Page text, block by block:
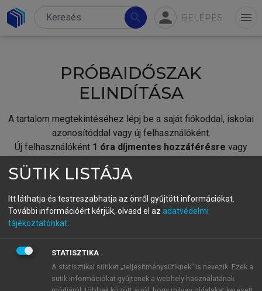
search person BELÉPÉS menu
PRÓBAIDŐSZAK
ELINDÍTÁSA
A tartalom megtekintéséhez lépj be a saját fiókoddal, iskolai
azonosítóddal vagy új felhasználóként.
Új felhasználóként 1 óra díjmentes hozzáférésre vagy
fiókoddal,vagy hozz létre új fiókot.
A regisztráció után apróbaidőszakautomatikusan
BELÉPÉS SAJÁT FIÓKKAL
SÜTIK LISTÁJA
Itt láthatja és testreszabhatja az önről gyűjtött információkat.
További információért kérjük, olvasd el az adatvédelmi
tájékoztatónkat
STATISZTIKA
A statisztikai sütiket „teljesítménysütiknek” is nevezik. Ezek a
sütik információkat gyűjtenek a webhely használatának